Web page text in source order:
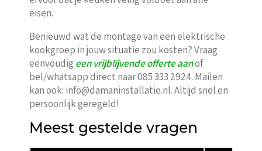
eisen.
Benieuwd wat de montage van een elektrische
kookgroep in jouw situatie zou kosten? Vraag
eenvoudig een vrijblijvende offerte aanof
bel/whatsapp direct naar 085 333 2924. Mailen
kan ook: info@damaninstallatie.nl. Altijd snel en
persoonlijk geregeld!
Meest gestelde vragen